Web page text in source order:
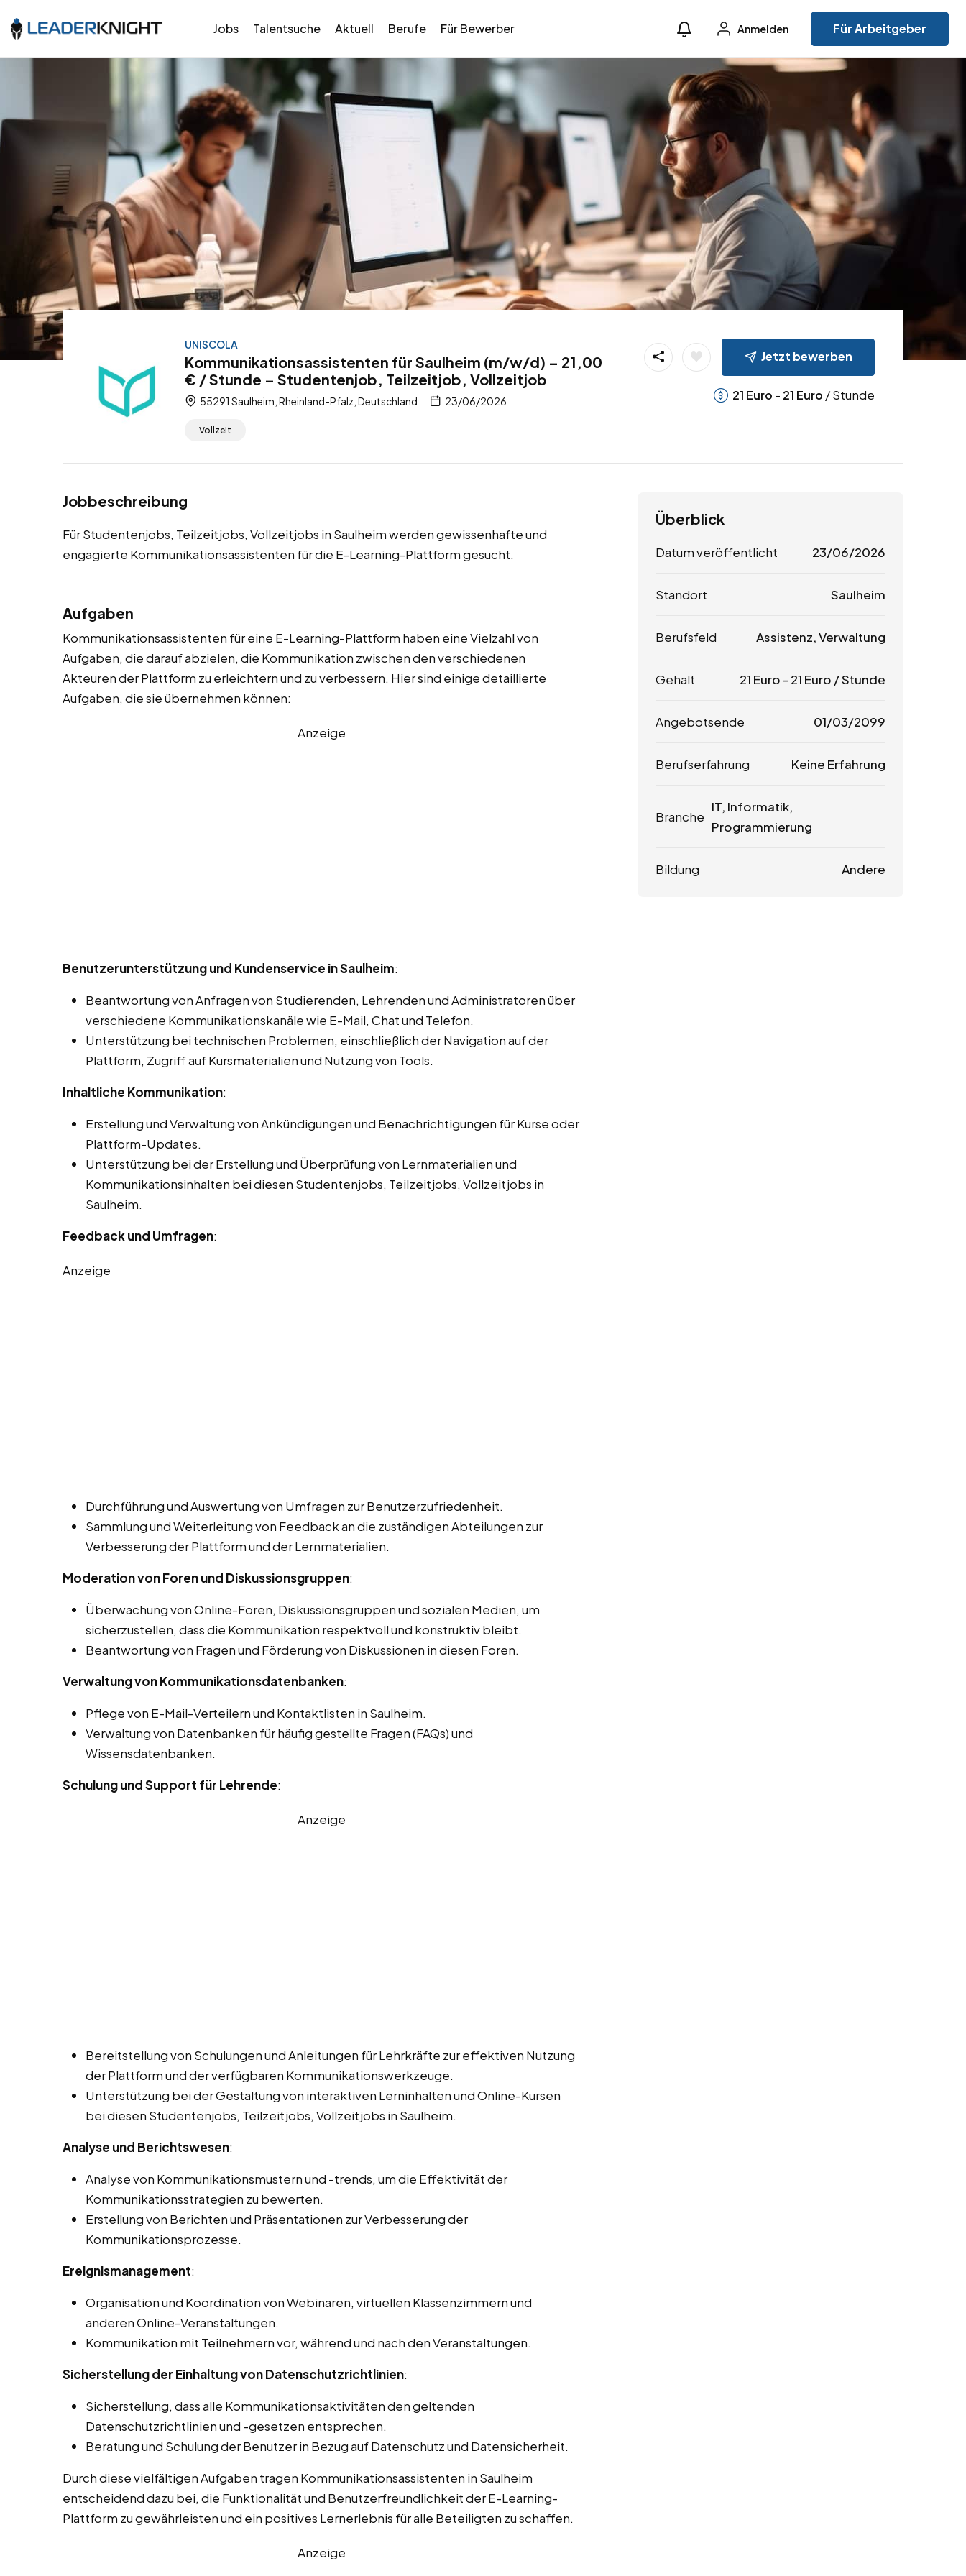
Jobs Talentsuche Aktuell Berufe Für Bewerber Anmelden Für Arbeitgeber
UNISCOLA
Kommunikationsassistenten für Saulheim (m/w/d) – 21,00
€ / Stunde – Studentenjob, Teilzeitjob, Vollzeitjob
55291 Saulheim, Rheinland-Pfalz, Deutschland 23/06/2026
Vollzeit
Jetzt bewerben
21 Euro - 21 Euro / Stunde
Jobbeschreibung
Für Studentenjobs, Teilzeitjobs, Vollzeitjobs in Saulheim werden gewissenhafte und
engagierte Kommunikationsassistenten für die E-Learning-Plattform gesucht.
Aufgaben
Kommunikationsassistenten für eine E-Learning-Plattform haben eine Vielzahl von
Aufgaben, die darauf abzielen, die Kommunikation zwischen den verschiedenen
Akteuren der Plattform zu erleichtern und zu verbessern. Hier sind einige detaillierte
Aufgaben, die sie übernehmen können:
Anzeige
Benutzerunterstützung und Kundenservice in Saulheim:
Beantwortung von Anfragen von Studierenden, Lehrenden und Administratoren über
verschiedene Kommunikationskanäle wie E-Mail, Chat und Telefon.
Unterstützung bei technischen Problemen, einschließlich der Navigation auf der
Plattform, Zugriff auf Kursmaterialien und Nutzung von Tools.
Inhaltliche Kommunikation:
Erstellung und Verwaltung von Ankündigungen und Benachrichtigungen für Kurse oder
Plattform-Updates.
Unterstützung bei der Erstellung und Überprüfung von Lernmaterialien und
Kommunikationsinhalten bei diesen Studentenjobs, Teilzeitjobs, Vollzeitjobs in
Saulheim.
Feedback und Umfragen:
Anzeige
Durchführung und Auswertung von Umfragen zur Benutzerzufriedenheit.
Sammlung und Weiterleitung von Feedback an die zuständigen Abteilungen zur
Verbesserung der Plattform und der Lernmaterialien.
Moderation von Foren und Diskussionsgruppen:
Überwachung von Online-Foren, Diskussionsgruppen und sozialen Medien, um
sicherzustellen, dass die Kommunikation respektvoll und konstruktiv bleibt.
Beantwortung von Fragen und Förderung von Diskussionen in diesen Foren.
Verwaltung von Kommunikationsdatenbanken:
Pflege von E-Mail-Verteilern und Kontaktlisten in Saulheim.
Verwaltung von Datenbanken für häufig gestellte Fragen (FAQs) und
Wissensdatenbanken.
Schulung und Support für Lehrende:
Anzeige
Bereitstellung von Schulungen und Anleitungen für Lehrkräfte zur effektiven Nutzung
der Plattform und der verfügbaren Kommunikationswerkzeuge.
Unterstützung bei der Gestaltung von interaktiven Lerninhalten und Online-Kursen
bei diesen Studentenjobs, Teilzeitjobs, Vollzeitjobs in Saulheim.
Analyse und Berichtswesen:
Analyse von Kommunikationsmustern und -trends, um die Effektivität der
Kommunikationsstrategien zu bewerten.
Erstellung von Berichten und Präsentationen zur Verbesserung der
Kommunikationsprozesse.
Ereignismanagement:
Organisation und Koordination von Webinaren, virtuellen Klassenzimmern und
anderen Online-Veranstaltungen.
Kommunikation mit Teilnehmern vor, während und nach den Veranstaltungen.
Sicherstellung der Einhaltung von Datenschutzrichtlinien:
Sicherstellung, dass alle Kommunikationsaktivitäten den geltenden
Datenschutzrichtlinien und -gesetzen entsprechen.
Beratung und Schulung der Benutzer in Bezug auf Datenschutz und Datensicherheit.
Durch diese vielfältigen Aufgaben tragen Kommunikationsassistenten in Saulheim
entscheidend dazu bei, die Funktionalität und Benutzerfreundlichkeit der E-Learning-
Plattform zu gewährleisten und ein positives Lernerlebnis für alle Beteiligten zu schaffen.
Anzeige
Überblick
Datum veröffentlicht 23/06/2026
Standort Saulheim
Berufsfeld Assistenz, Verwaltung
Gehalt 21 Euro - 21 Euro / Stunde
Angebotsende 01/03/2099
Berufserfahrung Keine Erfahrung
Branche
IT, Informatik,
Programmierung
Bildung Andere